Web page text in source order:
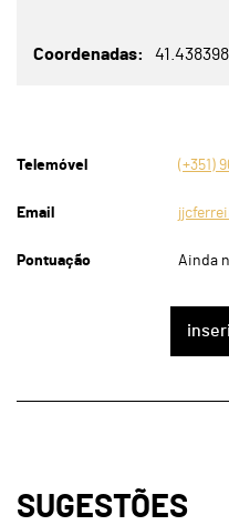
Coordenadas 41.438398
Telemóvel (+351)
Email
Pontuação Ainda
SUGESTÕES